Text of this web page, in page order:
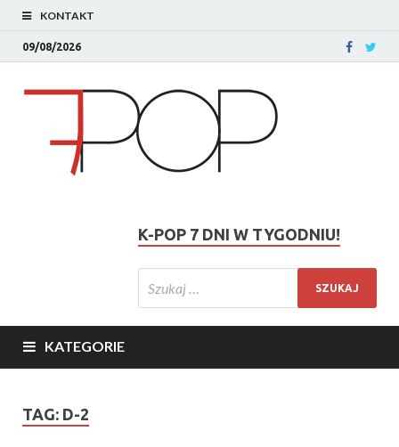
KONTAKT
09/08/2026
K-POP 7 DNI W TYGODNIU!
KATEGORIE
TAG: D-2